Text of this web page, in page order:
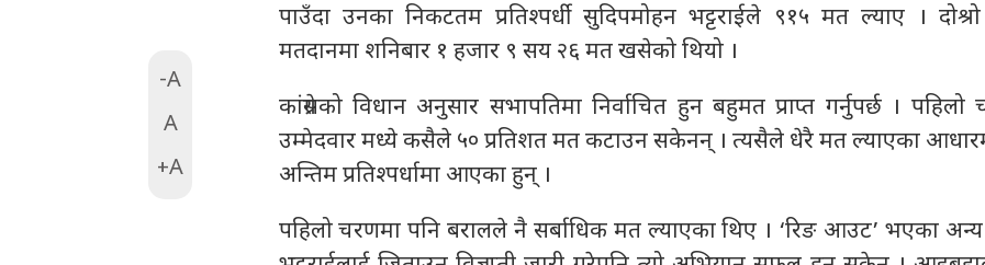
-A
A
+A
पाउँदा उनका निकटतम प्रतिश्पर्धी सुदिपमोहन भट्टराईले ९१५ मत ल्याए ।
मतदानमा शनिबार १ हजार ९ सय २६ मत खसेको थियो ।
कांग्रेसको विधान अनुसार सभापतिमा निर्वाचित हुन बहुमत प्राप्त गर्नुपर्छ ।
उम्मेदवार मध्ये कसैले ५० प्रतिशत मत कटाउन सकेनन् । त्यसैले धेरै मत ल्याएका
अन्तिम प्रतिश्पर्धामा आएका हुन् ।
पहिलो चरणमा पनि बरालले नै सर्बाधिक मत ल्याएका थिए । ‘रिङ आउट’ भएका